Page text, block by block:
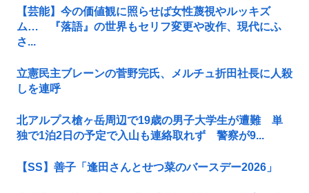
【芸能】今の価値観に照らせば女性蔑視やルッキズ
ム… 『落語』の世界もセリフ変更や改作、現代にふ
さ...
立憲民主ブレーンの菅野完氏、メルチュ折田社長に人殺
しを連呼
北アルプス槍ヶ岳周辺で19歳の男子大学生が遭難 単
独で1泊2日の予定で入山も連絡取れず 警察が9...
【SS】善子「逢田さんとせつ菜のバースデー2026」